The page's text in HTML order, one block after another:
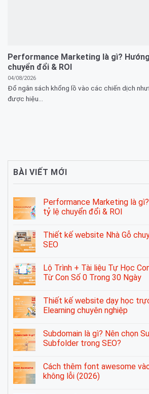
Performance Marketing là gì?
chuyển đổi & ROI
04/08/2026
Đổ ngân sách khổng lồ vào các chiến dịch
được hiệu...
BÀI VIẾT MỚI
Performance Marketing là
tỷ lệ chuyển đổi & ROI
Thiết kế website Nhà Gỗ
SEO
Lộ Trình + Tài liệu Tự Học
Từ Con Số 0 Trong 30 Ngày
Thiết kế website dạy học
Elearning chuyên nghiệp
Subdomain là gì? Nên chọn
Subfolder trong SEO?
Cách thêm font awesome
không lỗi (2026)